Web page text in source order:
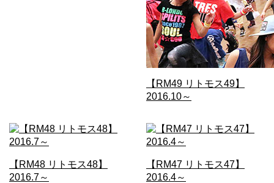
【RM49 リトモス49】
2016.10～
【RM48 リトモス48】
2016.7～
【RM47 リトモス47】
2016.4～